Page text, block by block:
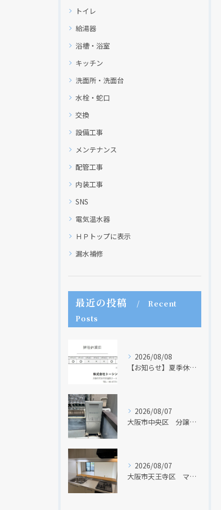
トイレ
給湯器
浴槽・浴室
キッチン
洗面所・洗面台
水栓・蛇口
交換
設備工事
メンテナンス
配管工事
内装工事
SNS
電気温水器
ＨＰトップに表示
漏水補修
最近の投稿
Recent
Posts
2026/08/08
【お知らせ】夏季休業日のお知らせ【２０２６年】
2026/08/07
大阪市中央区 分譲マンションの給湯器取替リフォーム工事 UV除菌機能搭載給湯器
2026/08/07
大阪市天王寺区 マンションのキッチン取替及び内装リフォーム工事 クリナップ